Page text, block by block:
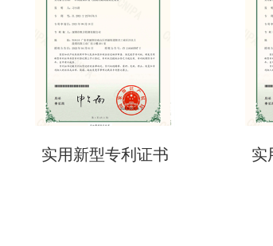
产品图片
产品样品
产品执行标准
其他资料:
委托检测协议书
其他检测机构要求提供的资料
实用新型专利证书 实用新